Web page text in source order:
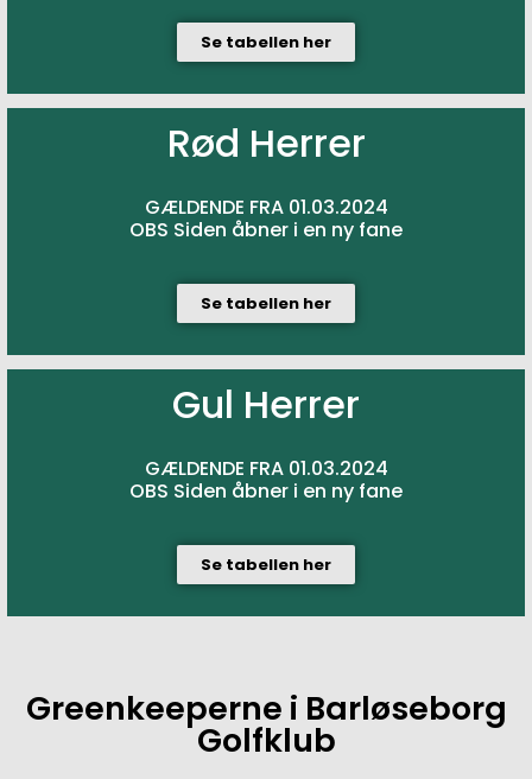
Se tabellen her
Rød Herrer
GÆLDENDE FRA 01.03.2024
OBS Siden åbner i en ny fane
Se tabellen her
Gul Herrer
GÆLDENDE FRA 01.03.2024
OBS Siden åbner i en ny fane
Se tabellen her
Greenkeeperne i Barløseborg
Golfklub